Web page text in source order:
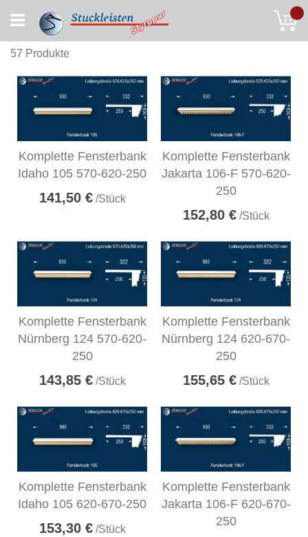
to
Content
57 Produkte
Komplette Fensterbank
Idaho 105 570-620-250
141,50 €/Stück
Komplette Fensterbank
Jakarta 106-F 570-620-
250
152,80 €/Stück
Komplette Fensterbank
Nürnberg 124 570-620-
250
143,85 €/Stück
Komplette Fensterbank
Nürnberg 124 620-670-
250
155,65 €/Stück
Komplette Fensterbank
Idaho 105 620-670-250
153,30 €/Stück
Komplette Fensterbank
Jakarta 106-F 620-670-
250